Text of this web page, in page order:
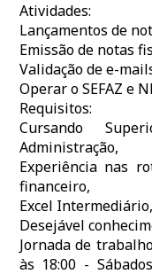
Atividades:
Lançamentos de
Emissão de notas
Validação de e-
Operar o SEFAZ e
Requisitos:
Cursando
Administração,
Experiência nas
financeiro,
Excel Intermediário,
Desejável
Jornada de
às 18:00 -